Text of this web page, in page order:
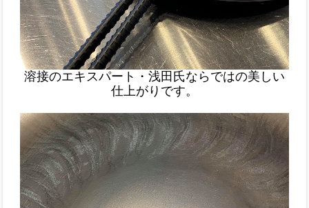
溶接のエキスパート・浅田氏ならではの美しい
仕上がりです。